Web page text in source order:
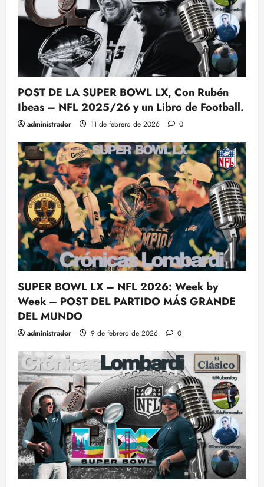
POST DE LA SUPER BOWL LX, Con Rubén
Ibeas – NFL 2025/26 y un Libro de Football.
administrador 11 de febrero de 2026 0
SUPER BOWL LX – NFL 2026: Week by
Week – POST DEL PARTIDO MÁS GRANDE
DEL MUNDO
administrador 9 de febrero de 2026 0